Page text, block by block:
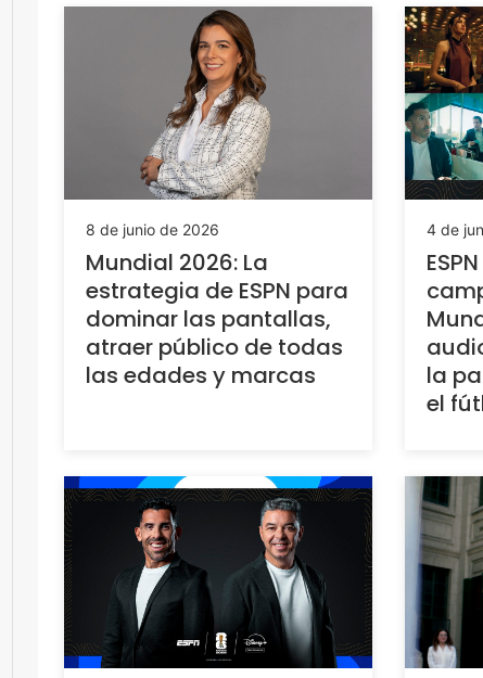
8 de junio de 2026
Mundial 2026: La
estrategia de ESPN para
dominar las pantallas,
atraer público de todas
las edades y marcas
4 de
la
el